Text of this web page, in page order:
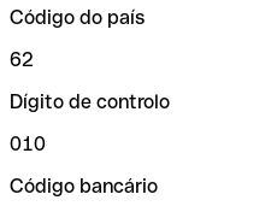
Código do país
62
Dígito de controlo
010
Código bancário